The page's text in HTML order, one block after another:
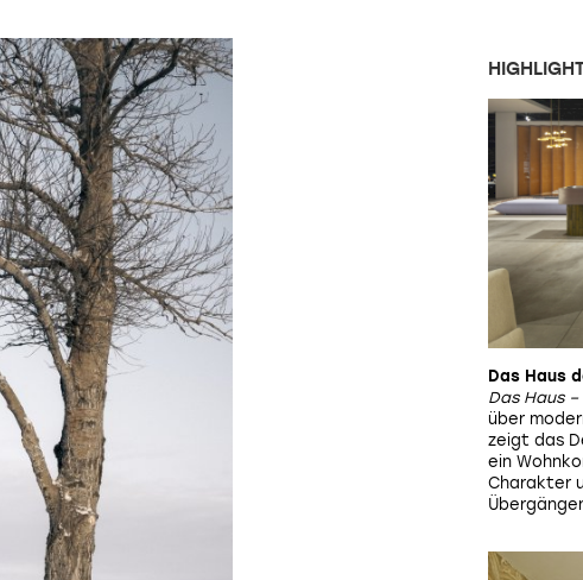
Das Haus
Das Haus
über
zeigt das
ein
Charakter